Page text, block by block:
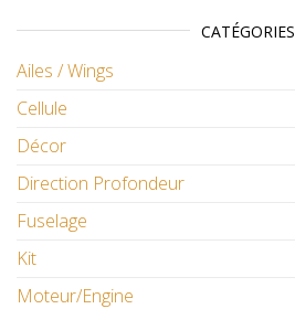
CATÉGORIES
Ailes / Wings
Cellule
Décor
Direction Profondeur
Fuselage
Kit
Moteur/Engine